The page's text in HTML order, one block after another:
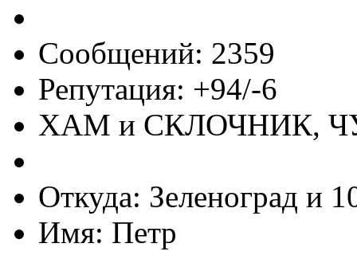
Сообщений: 2359
Репутация: +94/-6
ХАМ и СКЛОЧНИК,
Откуда: Зеленоград и
Имя: Петр